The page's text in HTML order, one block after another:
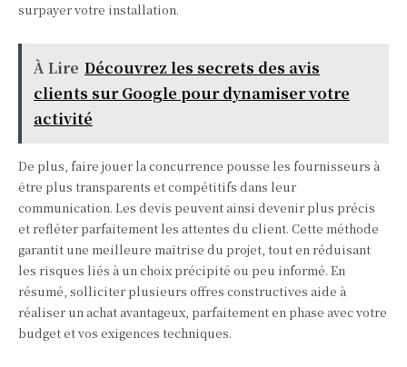
surpayer votre installation.
À Lire Découvrez les secrets des avis
clients sur Google pour dynamiser votre
activité
De plus, faire jouer la concurrence pousse les fournisseurs à
être plus transparents et compétitifs dans leur
communication. Les devis peuvent ainsi devenir plus précis
et refléter parfaitement les attentes du client. Cette méthode
garantit une meilleure maîtrise du projet, tout en réduisant
les risques liés à un choix précipité ou peu informé. En
résumé, solliciter plusieurs offres constructives aide à
réaliser un achat avantageux, parfaitement en phase avec votre
budget et vos exigences techniques.